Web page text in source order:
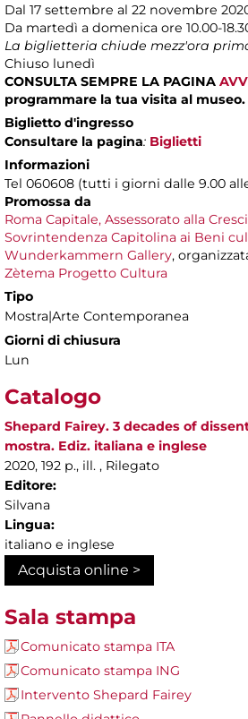
Dal 17 settembre al 22 novembre
Da martedì a domenica ore 10.00-
La biglietteria chiude mezz'ora
Chiuso lunedì
CONSULTA SEMPRE LA PAGINA
programmare la tua visita al museo.
Biglietto d'ingresso
Consultare la pagina: Biglietti
Informazioni
Tel 060608 (tutti i giorni dalle 9.00
Promossa da
Roma Capitale, Assessorato alla
Sovrintendenza Capitolina ai Beni
Wunderkammern Gallery,
Zètema Progetto Cultura
Tipo
Mostra|Arte Contemporanea
Giorni di chiusura
Lun
Catalogo
Shepard Fairey. 3 decades of
mostra. Ediz. italiana e inglese
2020, 192 p., ill. , Rilegato
Editore:
Silvana
Lingua:
italiano e inglese
Acquista online >
Sala stampa
Comunicato stampa ITA
Comunicato stampa ING
Intervento Shepard Fairey